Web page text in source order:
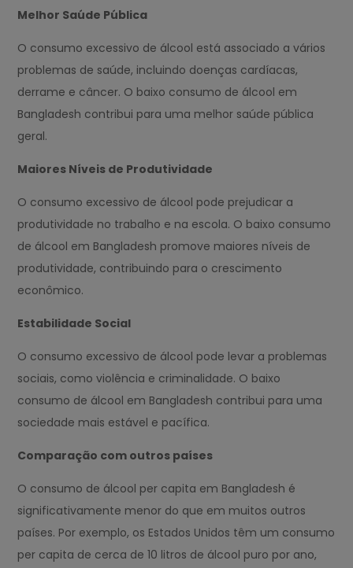
Melhor Saúde Pública
O consumo excessivo de álcool está associado a vários
problemas de saúde, incluindo doenças cardíacas,
derrame e câncer. O baixo consumo de álcool em
Bangladesh contribui para uma melhor saúde pública
geral.
Maiores Níveis de Produtividade
O consumo excessivo de álcool pode prejudicar a
produtividade no trabalho e na escola. O baixo consumo
de álcool em Bangladesh promove maiores níveis de
produtividade, contribuindo para o crescimento
econômico.
Estabilidade Social
O consumo excessivo de álcool pode levar a problemas
sociais, como violência e criminalidade. O baixo
consumo de álcool em Bangladesh contribui para uma
sociedade mais estável e pacífica.
Comparação com outros países
O consumo de álcool per capita em Bangladesh é
significativamente menor do que em muitos outros
países. Por exemplo, os Estados Unidos têm um consumo
per capita de cerca de 10 litros de álcool puro por ano,